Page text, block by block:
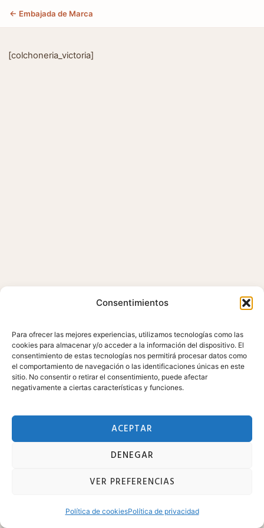
Consentimientos
Para ofrecer las mejores experiencias, utilizamos tecnologías como las
cookies para almacenar y/o acceder a la información del dispositivo. El
consentimiento de estas tecnologías nos permitirá procesar datos como
el comportamiento de navegación o las identificaciones únicas en este
sitio. No consentir o retirar el consentimiento, puede afectar
negativamente a ciertas características y funciones.
ACEPTAR
DENEGAR
VER PREFERENCIAS
Política de cookiesPolítica de privacidad
← Embajada de Marca
[colchoneria_victoria]